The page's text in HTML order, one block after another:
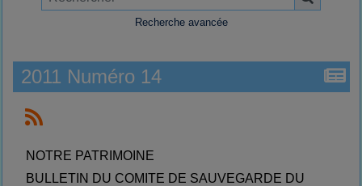
Recherche avancée
2011 Numéro 14
NOTRE PATRIMOINE
BULLETIN DU COMITE DE SAUVEGARDE DU